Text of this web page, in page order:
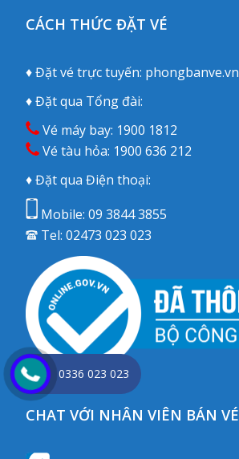
CÁCH THỨC ĐẶT VÉ
♦ Đặt vé trực tuyến: phongbanve.vn
♦ Đặt qua Tổng đài:
Vé máy bay: 1900 1812
Vé tàu hỏa: 1900 636 212
♦ Đặt qua Điện thoại:
Mobile:09 3844 3855
Tel:02473 023 023
CHAT VỚI NHÂN VIÊN BÁN VÉ
0336 023 023